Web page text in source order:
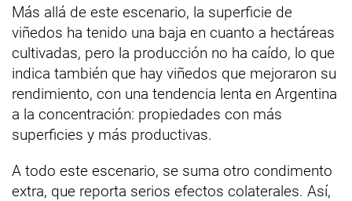
Más allá de este escenario, la superficie de
viñedos ha tenido una baja en cuanto a hectáreas
cultivadas, pero la producción no ha caído, lo que
indica también que hay viñedos que mejoraron su
rendimiento, con una tendencia lenta en Argentina
a la concentración: propiedades con más
superficies y más productivas.
A todo este escenario, se suma otro condimento
extra, que reporta serios efectos colaterales. Así,